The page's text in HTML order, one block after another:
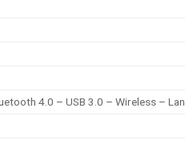
4.0 – USB 3.0 – Wireless – Lan